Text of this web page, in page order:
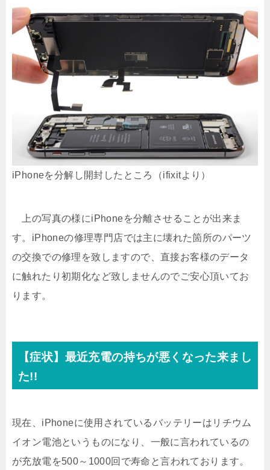
iPhoneを分解し開封したところ（ifixitより）
上の写真の様にiPhoneを分離させることが出来ま
す。iPhoneの修理専門店では主に壊れた箇所のパーツ
の交換での修理を致しますので、直接お客様のデータ
に触れたり初期化など致しませんのでご安心頂いてお
ります。
【症状】最近充電の持ちが悪くなった来まし
た!!
現在、iPhoneに使用されているバッテリーはリチウム
イオン電池というものになり、一般に言われているの
が充放電を500～1000回で寿命と言われております。